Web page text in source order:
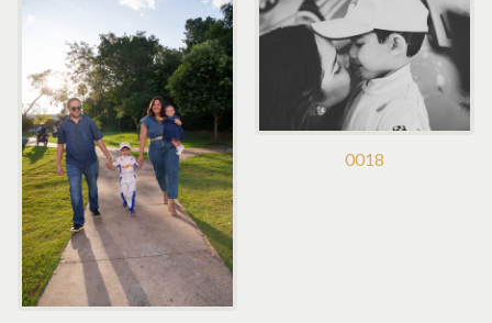
0018